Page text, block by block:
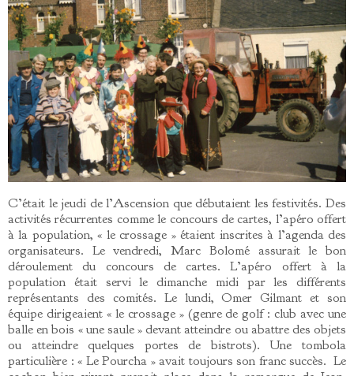
C’était le jeudi de l’Ascension que débutaient les festivités. Des
activités récurrentes comme le concours de cartes, l’apéro offert
à la population, « le crossage » étaient inscrites à l’agenda des
organisateurs. Le vendredi, Marc Bolomé assurait le bon
déroulement du concours de cartes. L’apéro offert à la
population était servi le dimanche midi par les différents
représentants des comités. Le lundi, Omer Gilmant et son
équipe dirigeaient « le crossage » (genre de golf : club avec une
balle en bois « une saule » devant atteindre ou abattre des objets
ou atteindre quelques portes de bistrots). Une tombola
particulière : « Le Pourcha » avait toujours son franc succès. Le